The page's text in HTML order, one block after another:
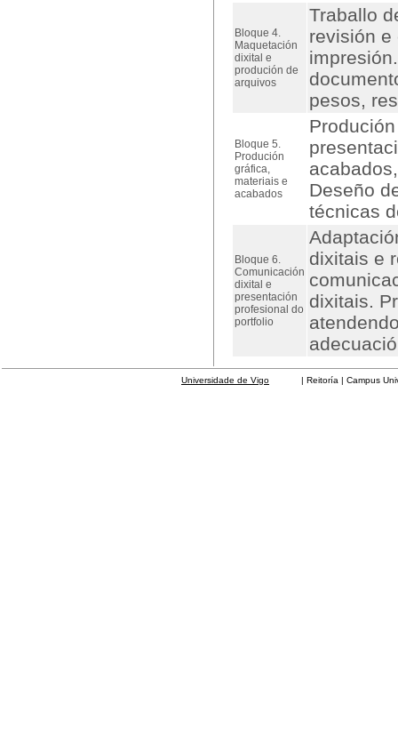
Bloque 4.
Maquetación
dixital e
produción de
arquivos
Traballo
revisión e
pesos,
Bloque 5.
Produción
gráfica,
materiais e
acabados
Deseño
técnicas
Bloque 6.
Comunicación
dixital e
presentación
profesional do
portfolio
dixitais e
dixitais.
Universidade de Vigo | Reitoría | Campus